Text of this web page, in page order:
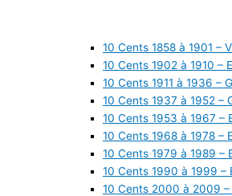
10 Cents 1858 à 1901 –
10 Cents 1902 à 1910 –
10 Cents 1911 à 1936 –
10 Cents 1937 à 1952 –
10 Cents 1953 à 1967 –
10 Cents 1968 à 1978 –
10 Cents 1979 à 1989 –
10 Cents 1990 à 1999 –
10 Cents 2000 à 2009 –